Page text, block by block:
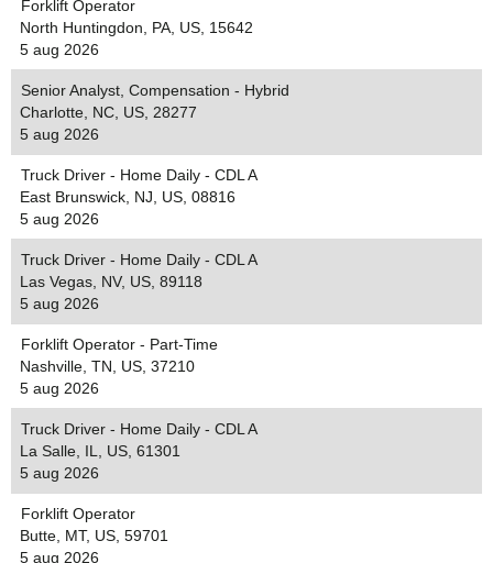
Forklift Operator
North Huntingdon, PA, US, 15642
5 aug 2026
Senior Analyst, Compensation - Hybrid
Charlotte, NC, US, 28277
5 aug 2026
Truck Driver - Home Daily - CDL A
East Brunswick, NJ, US, 08816
5 aug 2026
Truck Driver - Home Daily - CDL A
Las Vegas, NV, US, 89118
5 aug 2026
Forklift Operator - Part-Time
Nashville, TN, US, 37210
5 aug 2026
Truck Driver - Home Daily - CDL A
La Salle, IL, US, 61301
5 aug 2026
Forklift Operator
Butte, MT, US, 59701
5 aug 2026